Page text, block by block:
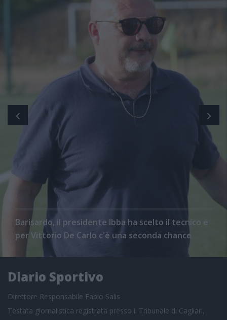
Barisardo, il presidente Ibba ha scelto il tecnico e
per Vittorio De Carlo c'è una seconda chance
Diario Sportivo
Direttore Responsabile Fabio Salis
Testata giornalistica registrata presso il Tribunale di Cagliari,